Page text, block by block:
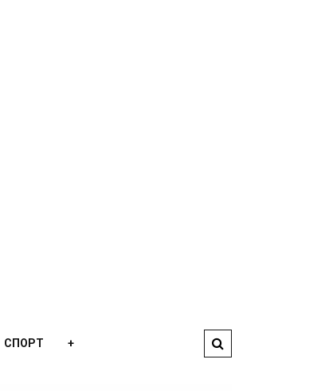
СПОРТ +